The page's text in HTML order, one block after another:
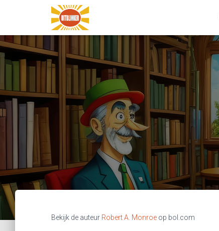
Bekijk de auteur Robert A. Monroe op bol.com